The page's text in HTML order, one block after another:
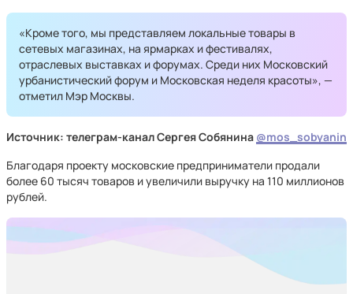
«Кроме того, мы представляем локальные товары в
сетевых магазинах, на ярмарках и фестивалях,
отраслевых выставках и форумах. Среди них Московский
урбанистический форум и Московская неделя красоты», —
отметил Мэр Москвы.
Источник: телеграм-канал Сергея Собянина @mos_sobyanin
Благодаря проекту московские предприниматели продали
более 60 тысяч товаров и увеличили выручку на 110 миллионов
рублей.